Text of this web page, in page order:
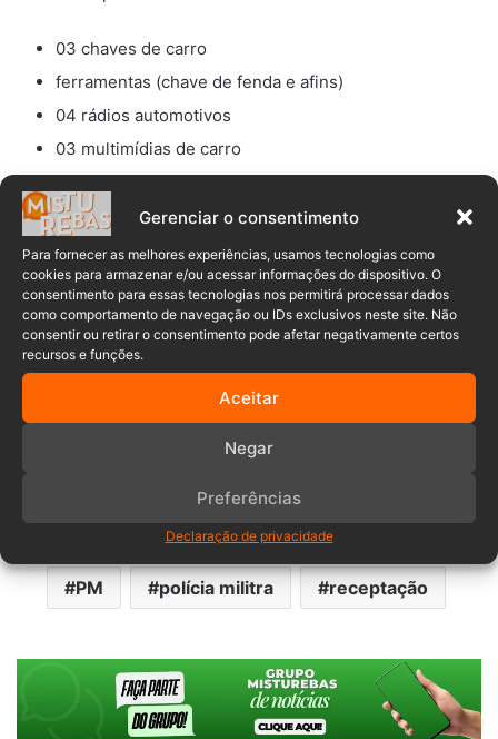
Gerenciar o consentimento
Para fornecer as melhores experiências, usamos tecnologias como
cookies para armazenar e/ou acessar informações do dispositivo. O
consentimento para essas tecnologias nos permitirá processar dados
como comportamento de navegação ou IDs exclusivos neste site. Não
consentir ou retirar o consentimento pode afetar negativamente certos
recursos e funções.
Aceitar
Negar
Preferências
Declaração de privacidade
03 chaves de carro
ferramentas (chave de fenda e afins)
04 rádios automotivos
03 multimídias de carro
03 alarmes automotivos
uma câmera automotiva
03 baterias.
As investigações continuarão com o objetivo de recuperar
os itens restantes e identificar outros possíveis envolvidos
nesse caso de furto e receptação.
flagrante Furto Ituporanga
PM polícia militra receptação